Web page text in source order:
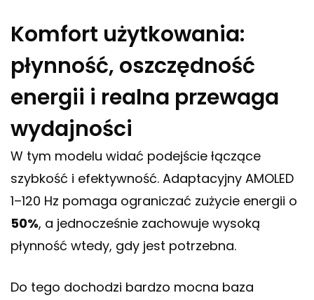
Komfort użytkowania:
płynność, oszczędność
energii i realna przewaga
wydajności
W tym modelu widać podejście łączące
szybkość i efektywność. Adaptacyjny AMOLED
1–120 Hz pomaga ograniczać zużycie energii o
50%, a jednocześnie zachowuje wysoką
płynność wtedy, gdy jest potrzebna.
Do tego dochodzi bardzo mocna baza